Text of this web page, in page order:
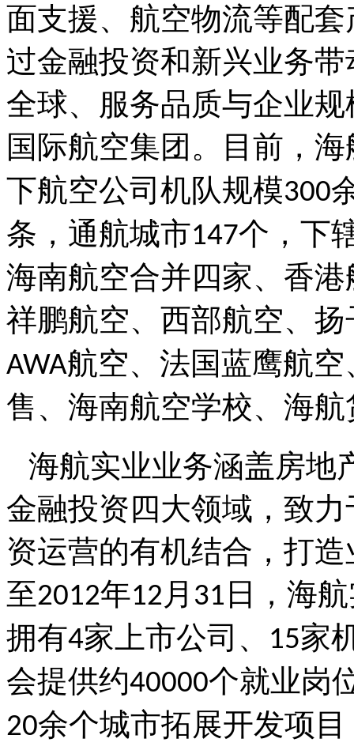
面支援、航空物流等配
过金融投资和新兴业务
全球、服务品质与企业
国际航空集团。目前，
下航空公司机队规模300
条，通航城市147个，下
海南航空合并四家、香
祥鹏航空、西部航空、
AWA航空、法国蓝鹰航
售、海南航空学校、海航
海航实业业务涵盖房地
金融投资四大领域，致
资运营的有机结合，打
至2012年12 月 31 日，海
拥有4家上市公司、 15家
会提供约40000个就业岗
20余个城市拓展开发项目